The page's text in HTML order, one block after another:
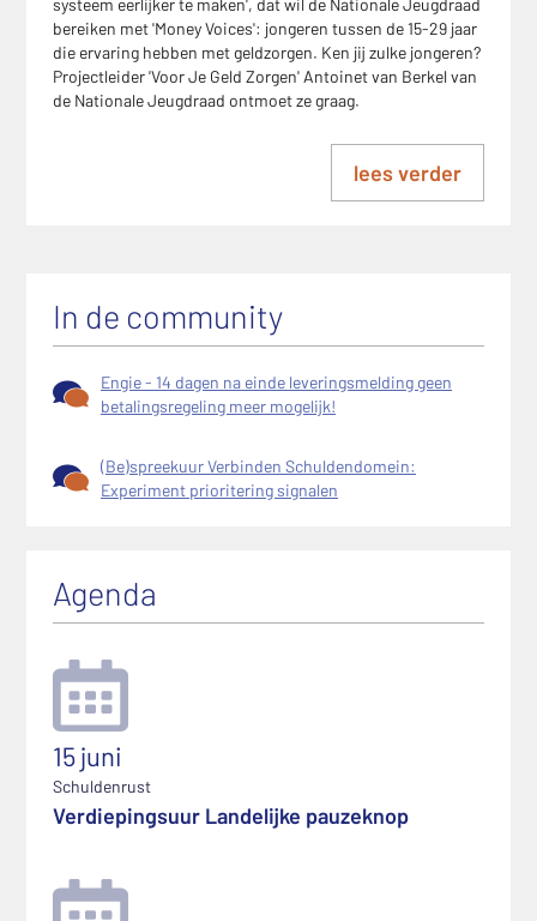
systeem eerlijker te maken', dat wil de Nationale Jeugdraad
bereiken met 'Money Voices': jongeren tussen de 15-29 jaar
die ervaring hebben met geldzorgen. Ken jij zulke jongeren?
Projectleider 'Voor Je Geld Zorgen' Antoinet van Berkel van
de Nationale Jeugdraad ontmoet ze graag.
lees verder
In de community
Engie - 14 dagen na einde leveringsmelding geen
betalingsregeling meer mogelijk!
(Be)spreekuur Verbinden Schuldendomein:
Experiment prioritering signalen
Agenda
15 juni
Schuldenrust
Verdiepingsuur Landelijke pauzeknop